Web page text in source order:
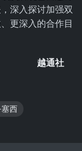
深入探讨加强双
更深入的合作目
越通社
塞西